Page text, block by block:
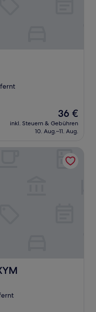
Der
Preis
beträgt
36 €
inkl. Steuern & Gebühren
10. Aug.–11. Aug.